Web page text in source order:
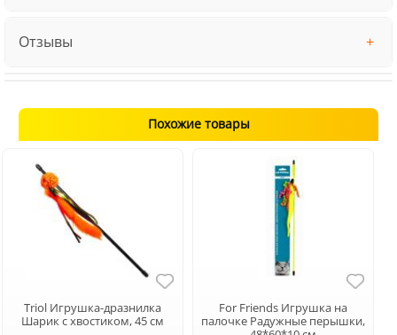
Отзывы
Похожие товары
Triol Игрушка-дразнилка
Шарик с хвостиком, 45 см
For Friends Игрушка на
палочке Радужные перышки,